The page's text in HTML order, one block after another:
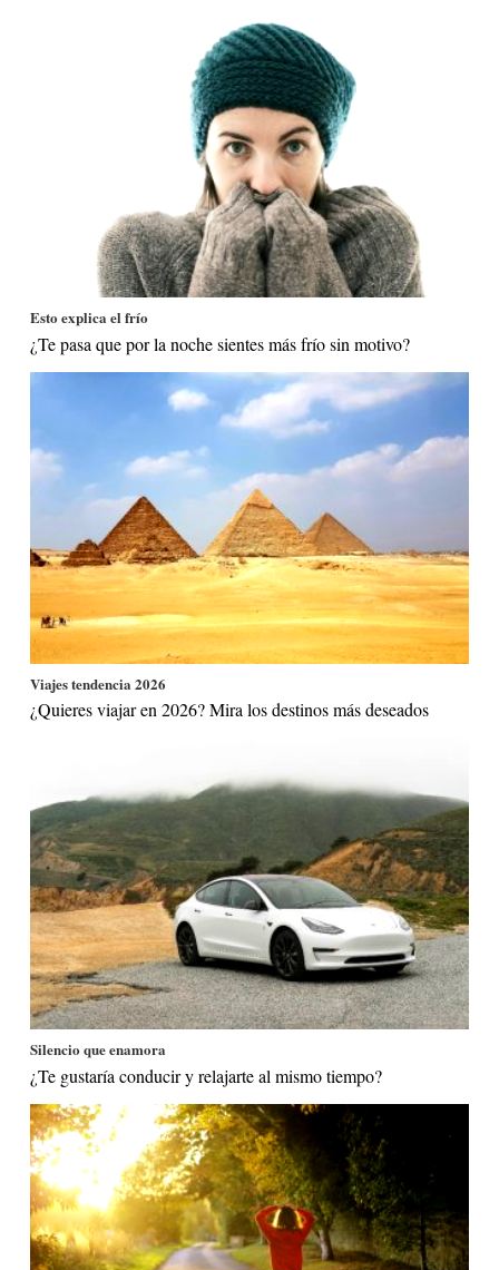
Esto explica el frío
¿Te pasa que por la noche sientes más frío sin motivo?
Viajes tendencia 2026
¿Quieres viajar en 2026? Mira los destinos más deseados
Silencio que enamora
¿Te gustaría conducir y relajarte al mismo tiempo?